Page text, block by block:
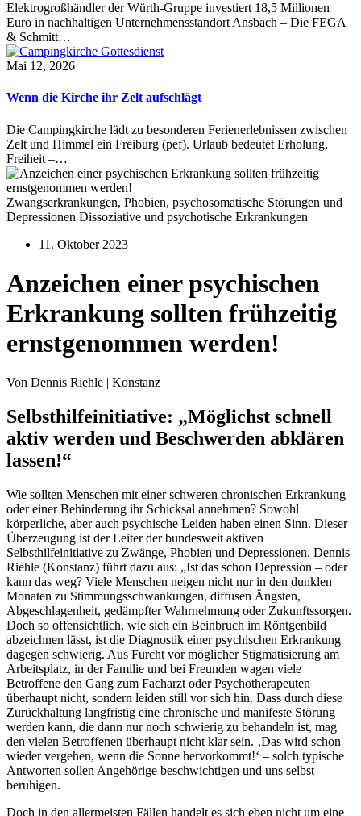
Elektrogroßhändler der Würth-Gruppe investiert 18,5 Millionen
Euro in nachhaltigen Unternehmensstandort Ansbach – Die FEGA
& Schmitt…
Mai 12, 2026
Wenn die Kirche ihr Zelt aufschlägt
Die Campingkirche lädt zu besonderen Ferienerlebnissen zwischen
Zelt und Himmel ein Freiburg (pef). Urlaub bedeutet Erholung,
Freiheit –…
Zwangserkrankungen, Phobien, psychosomatische Störungen und
Depressionen Dissoziative und psychotische Erkrankungen
11. Oktober 2023
Anzeichen einer psychischen
Erkrankung sollten frühzeitig
ernstgenommen werden!
Von Dennis Riehle | Konstanz
Selbsthilfeinitiative: „Möglichst schnell
aktiv werden und Beschwerden abklären
lassen!“
Wie sollten Menschen mit einer schweren chronischen Erkrankung
oder einer Behinderung ihr Schicksal annehmen? Sowohl
körperliche, aber auch psychische Leiden haben einen Sinn. Dieser
Überzeugung ist der Leiter der bundesweit aktiven
Selbsthilfeinitiative zu Zwänge, Phobien und Depressionen. Dennis
Riehle (Konstanz) führt dazu aus: „Ist das schon Depression – oder
kann das weg? Viele Menschen neigen nicht nur in den dunklen
Monaten zu Stimmungsschwankungen, diffusen Ängsten,
Abgeschlagenheit, gedämpfter Wahrnehmung oder Zukunftssorgen.
Doch so offensichtlich, wie sich ein Beinbruch im Röntgenbild
abzeichnen lässt, ist die Diagnostik einer psychischen Erkrankung
dagegen schwierig. Aus Furcht vor möglicher Stigmatisierung am
Arbeitsplatz, in der Familie und bei Freunden wagen viele
Betroffene den Gang zum Facharzt oder Psychotherapeuten
überhaupt nicht, sondern leiden still vor sich hin. Dass durch diese
Zurückhaltung langfristig eine chronische und manifeste Störung
werden kann, die dann nur noch schwierig zu behandeln ist, mag
den vielen Betroffenen überhaupt nicht klar sein. ‚Das wird schon
wieder vergehen, wenn die Sonne hervorkommt!‘ – solch typische
Antworten sollen Angehörige beschwichtigen und uns selbst
beruhigen.
Doch in den allermeisten Fällen handelt es sich eben nicht um eine